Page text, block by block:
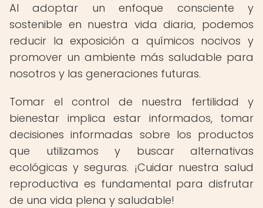
Al adoptar un enfoque consciente y
sostenible en nuestra vida diaria, podemos
reducir la exposición a químicos nocivos y
promover un ambiente más saludable para
nosotros y las generaciones futuras.
Tomar el control de nuestra fertilidad y
bienestar implica estar informados, tomar
decisiones informadas sobre los productos
que utilizamos y buscar alternativas
ecológicas y seguras. ¡Cuidar nuestra salud
reproductiva es fundamental para disfrutar
de una vida plena y saludable!